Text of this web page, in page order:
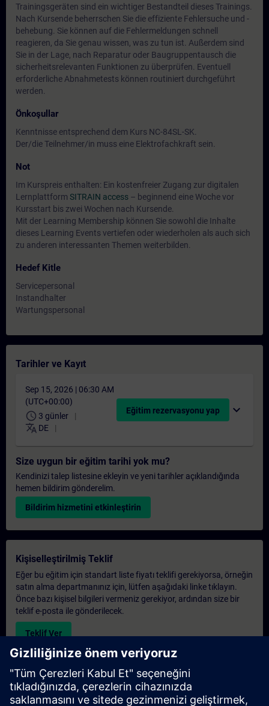
Trainingsgeräten sind ein wichtiger Bestandteil dieses Trainings.
Nach Kursende beherrschen Sie die effiziente Fehlersuche und -
behebung. Sie können auf die Fehlermeldungen schnell
reagieren, da Sie genau wissen, was zu tun ist. Außerdem sind
Sie in der Lage, nach Reparatur oder Baugruppentausch die
sicherheitsrelevanten Funktionen zu überprüfen. Eventuell
erforderliche Abnahmetests können routiniert durchgeführt
werden.
Önkoşullar
Kenntnisse entsprechend dem Kurs NC-84SL-SK.
Der/die Teilnehmer/in muss eine Elektrofachkraft sein.
Not
Im Kurspreis enthalten: Ein kostenfreier Zugang zur digitalen
Lernplattform SITRAIN access – beginnend eine Woche vor
Kursstart bis zwei Wochen nach Kursende.
Mit der Learning Membership können Sie sowohl die Inhalte
dieses Learning Events vertiefen oder wiederholen als auch sich
zu anderen interessanten Themen weiterbilden.
Hedef Kitle
Servicepersonal
Instandhalter
Wartungspersonal
Tarihler ve Kayıt
Sep 15, 2026 | 06:30 AM
(UTC+00:00)
schedule 3 günler
translate DE
Eğitim rezervasyonu yap expand_more
Size uygun bir eğitim tarihi yok mu?
Kendinizi talep listesine ekleyin ve yeni tarihler açıklandığında
hemen bildirim gönderelim.
Bildirim hizmetini etkinleştirin
Kişiselleştirilmiş Teklif
Eğer bu eğitim için standart liste fiyatı teklifi gerekiyorsa, örneğin
satın alma departmanınız için, lütfen aşağıdaki linke tıklayın.
Önce bazı kişisel bilgileri vermeniz gerekiyor, ardından size bir
teklif e-posta ile gönderilecek.
Teklif Ver
Exclusive Training Enquiry
Please complete the enquiry form below if you require a